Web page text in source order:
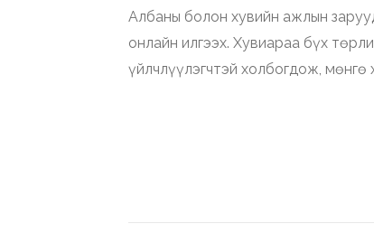
Албаны болон хувийн ажлын
онлайн илгээх. Хувиараа бүх
үйлчлүүлэгчтэй холбогдож, мөнгө